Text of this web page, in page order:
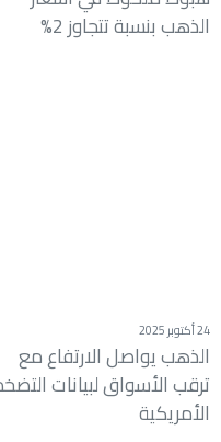
الذهب بنسبة تتجاوز 2%
24 أكتوبر 2025
الذهب يواصل الارتفاع مع
ترقب الأسواق لبيانات
الأمريكية